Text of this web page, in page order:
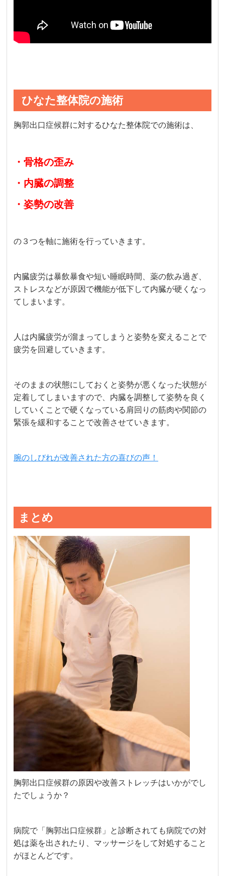
ひなた整体院の施術
胸郭出口症候群に対するひなた整体院での施術は、
・骨格の歪み
・内臓の調整
・姿勢の改善
の３つを軸に施術を行っていきます。
内臓疲労は暴飲暴食や短い睡眠時間、薬の飲み過ぎ、
ストレスなどが原因で機能が低下して内臓が硬くなっ
てしまいます。
人は内臓疲労が溜まってしまうと姿勢を変えることで
疲労を回避していきます。
そのままの状態にしておくと姿勢が悪くなった状態が
定着してしまいますので、内臓を調整して姿勢を良く
していくことで硬くなっている肩回りの筋肉や関節の
緊張を緩和することで改善させていきます。
腕のしびれが改善された方の喜びの声！
まとめ
胸郭出口症候群の原因や改善ストレッチはいかがでし
たでしょうか？
病院で「胸郭出口症候群」と診断されても病院での対
処は薬を出されたり、マッサージをして対処すること
がほとんどです。